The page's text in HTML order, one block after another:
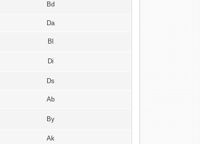
Bd
Da
Bl
Di
Ds
Ab
By
Ak